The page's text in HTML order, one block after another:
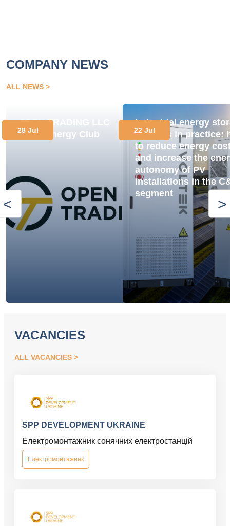
COMPANY NEWS
ALL NEWS
OPEN TRADING LLC
Joins Energy Club
28 Jul
Industrial energy
systems in practice:
to reduce energy
and increase the
autonomy of PV
installations in the
segment
22 Jul
VACANCIES
ALL VACANCIES
SPP DEVELOPMENT UKRAINE
Електромонтажник сонячних електростанцій
Електромонтажник